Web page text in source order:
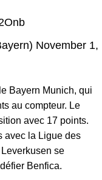
November 1,
Bayern Munich, qui
au compteur. Le
avec 17 points.
avec la Ligue des
se
Benfica.